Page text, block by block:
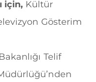
için, Kültür
Gösterim
Telif